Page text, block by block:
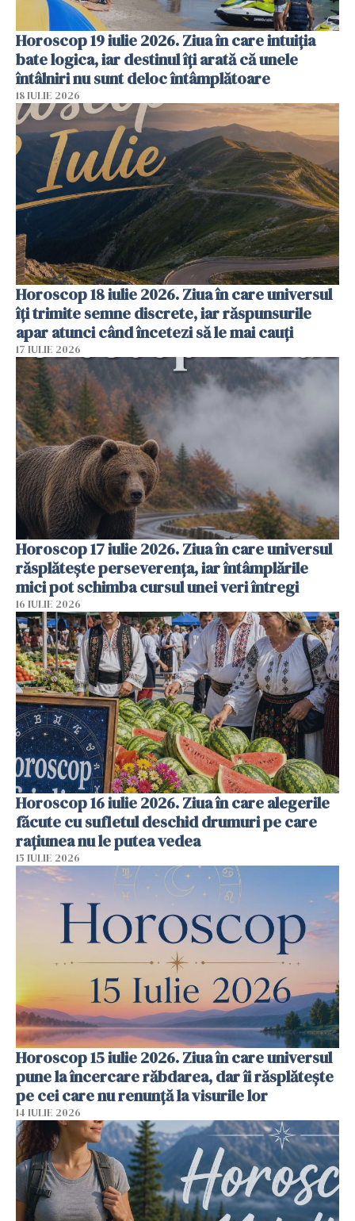
Horoscop 19 iulie 2026. Ziua în care intuiția
bate logica, iar destinul îți arată că unele
întâlniri nu sunt deloc întâmplătoare
18 IULIE 2026
Horoscop 18 iulie 2026. Ziua în care universul
îți trimite semne discrete, iar răspunsurile
apar atunci când încetezi să le mai cauți
17 IULIE 2026
Horoscop 17 iulie 2026. Ziua în care universul
răsplătește perseverența, iar întâmplările
mici pot schimba cursul unei veri întregi
16 IULIE 2026
Horoscop 16 iulie 2026. Ziua în care alegerile
făcute cu sufletul deschid drumuri pe care
rațiunea nu le putea vedea
15 IULIE 2026
Horoscop 15 iulie 2026. Ziua în care universul
pune la încercare răbdarea, dar îi răsplătește
pe cei care nu renunță la visurile lor
14 IULIE 2026